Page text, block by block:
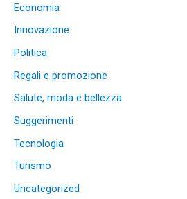
Economia
Innovazione
Politica
Regali e promozione
Salute, moda e bellezza
Suggerimenti
Tecnologia
Turismo
Uncategorized